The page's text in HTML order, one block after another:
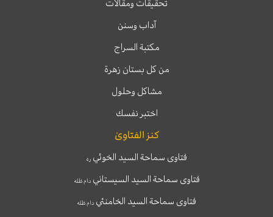
تحقيقات ومقالات
آداب وسنن
مكتبة السراج
من كل بستان زهرة
مشاكل وحلول
اختبر نفسك
كنز الفتاوىٰ
فتاوى سماحة السيد الخوئيره
فتاوى سماحة السيد السيستانيدام ظله
فتاوى سماحة السيد الخامنئي دام ظله